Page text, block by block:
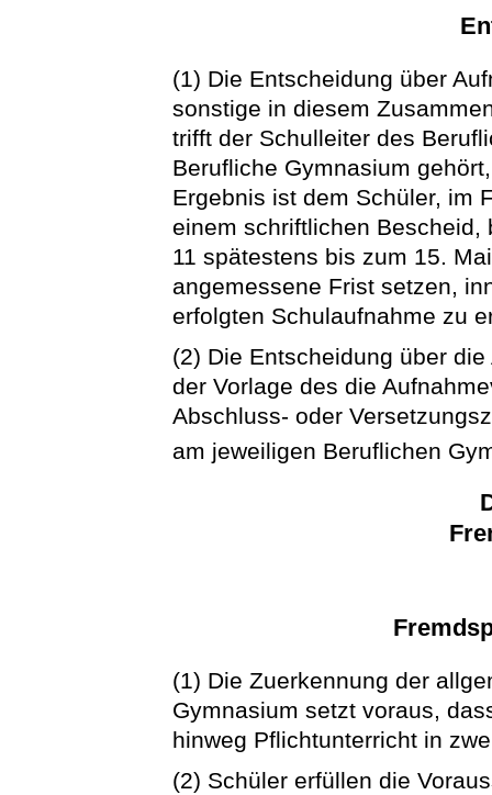
(1) Die Entscheidung über
sonstige in diesem
trifft der Schulleiter des
Berufliche Gymnasium
Ergebnis ist dem Schüler, im
einem schriftlichen Bescheid,
11 spätestens bis zum 15.
angemessene Frist setzen,
erfolgten Schulaufnahme zu
(2) Die Entscheidung über
der Vorlage des die
Abschluss- oder
am jeweiligen Beruflichen
(1) Die Zuerkennung der
Gymnasium setzt voraus,
hinweg Pflichtunterricht in
(2) Schüler erfüllen die